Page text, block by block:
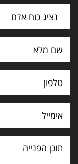
נציג כוח אדם
תוכן
הפנייה